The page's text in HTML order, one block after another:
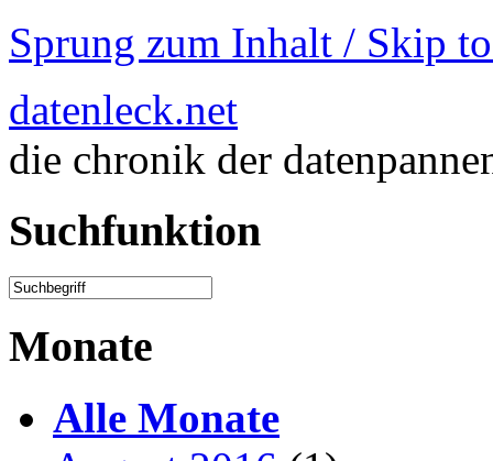
Sprung zum Inhalt / Skip
datenleck.net
die chronik der
Suchfunktion
Monate
Alle Monate